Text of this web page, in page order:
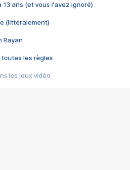
13 ans (et vous l'avez ignoré)
(littéralement)
Rayan
toutes les règles
les jeux vidéo